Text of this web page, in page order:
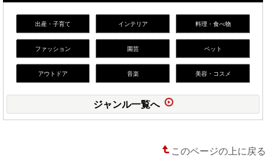
出産・子育て インテリア 料理・食べ物
ファッション 園芸 ペット
アウトドア 音楽 美容・コスメ
ジャンル一覧へ
このページの上に戻る